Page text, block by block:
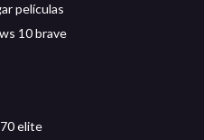
películas
10 brave
elite